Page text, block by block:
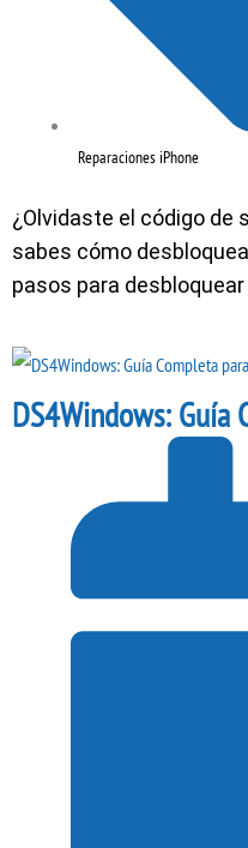
Reparaciones iPhone
¿Olvidaste el código de
sabes cómo
pasos para
DS4Windows: Guía